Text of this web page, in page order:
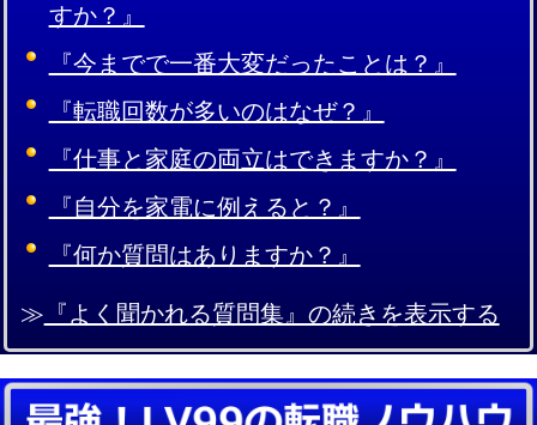
すか？』
『今までで一番大変だったことは？』
『転職回数が多いのはなぜ？』
『仕事と家庭の両立はできますか？』
『自分を家電に例えると？』
『何か質問はありますか？』
≫ 『よく聞かれる質問集』の続きを表示する